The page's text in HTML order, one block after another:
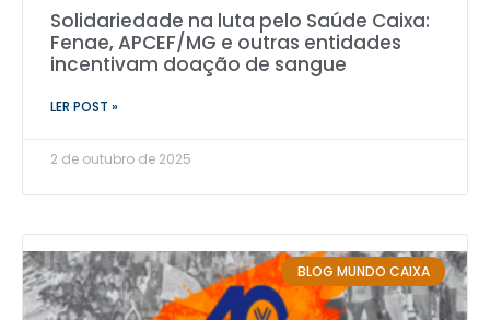
Solidariedade na luta pelo Saúde Caixa:
Fenae, APCEF/MG e outras entidades
incentivam doação de sangue
LER POST »
2 de outubro de 2025
BLOG MUNDO CAIXA